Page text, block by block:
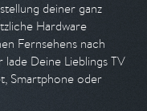
deiner ganz
Hardware
Fernsehens nach
Deine Lieblings TV
Smartphone oder